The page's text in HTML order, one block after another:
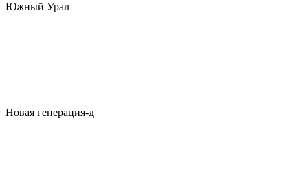
Южный Урал
Новая генерация-д